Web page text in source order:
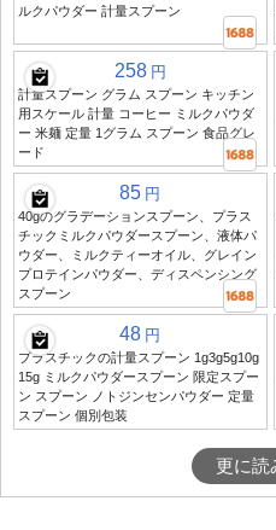
ルクパウダー 計量スプーン
258 円
計量スプーン グラム スプーン キッチン
用スケール 計量 コーヒー ミルクパウダ
ー 米麺 定量 1グラム スプーン 食品グレ
ード
85 円
40gのグラデーションスプーン、プラス
チックミルクパウダースプーン、液体パ
ウダー、ミルクティーオイル、グレイン
プロテインパウダー、ディスペンシング
スプーン
48 円
プラスチックの計量スプーン 1g3g5g10g
15g ミルクパウダースプーン 限定スプー
ン スプーン ノトジンセンパウダー 定量
スプーン 個別包装
更に読